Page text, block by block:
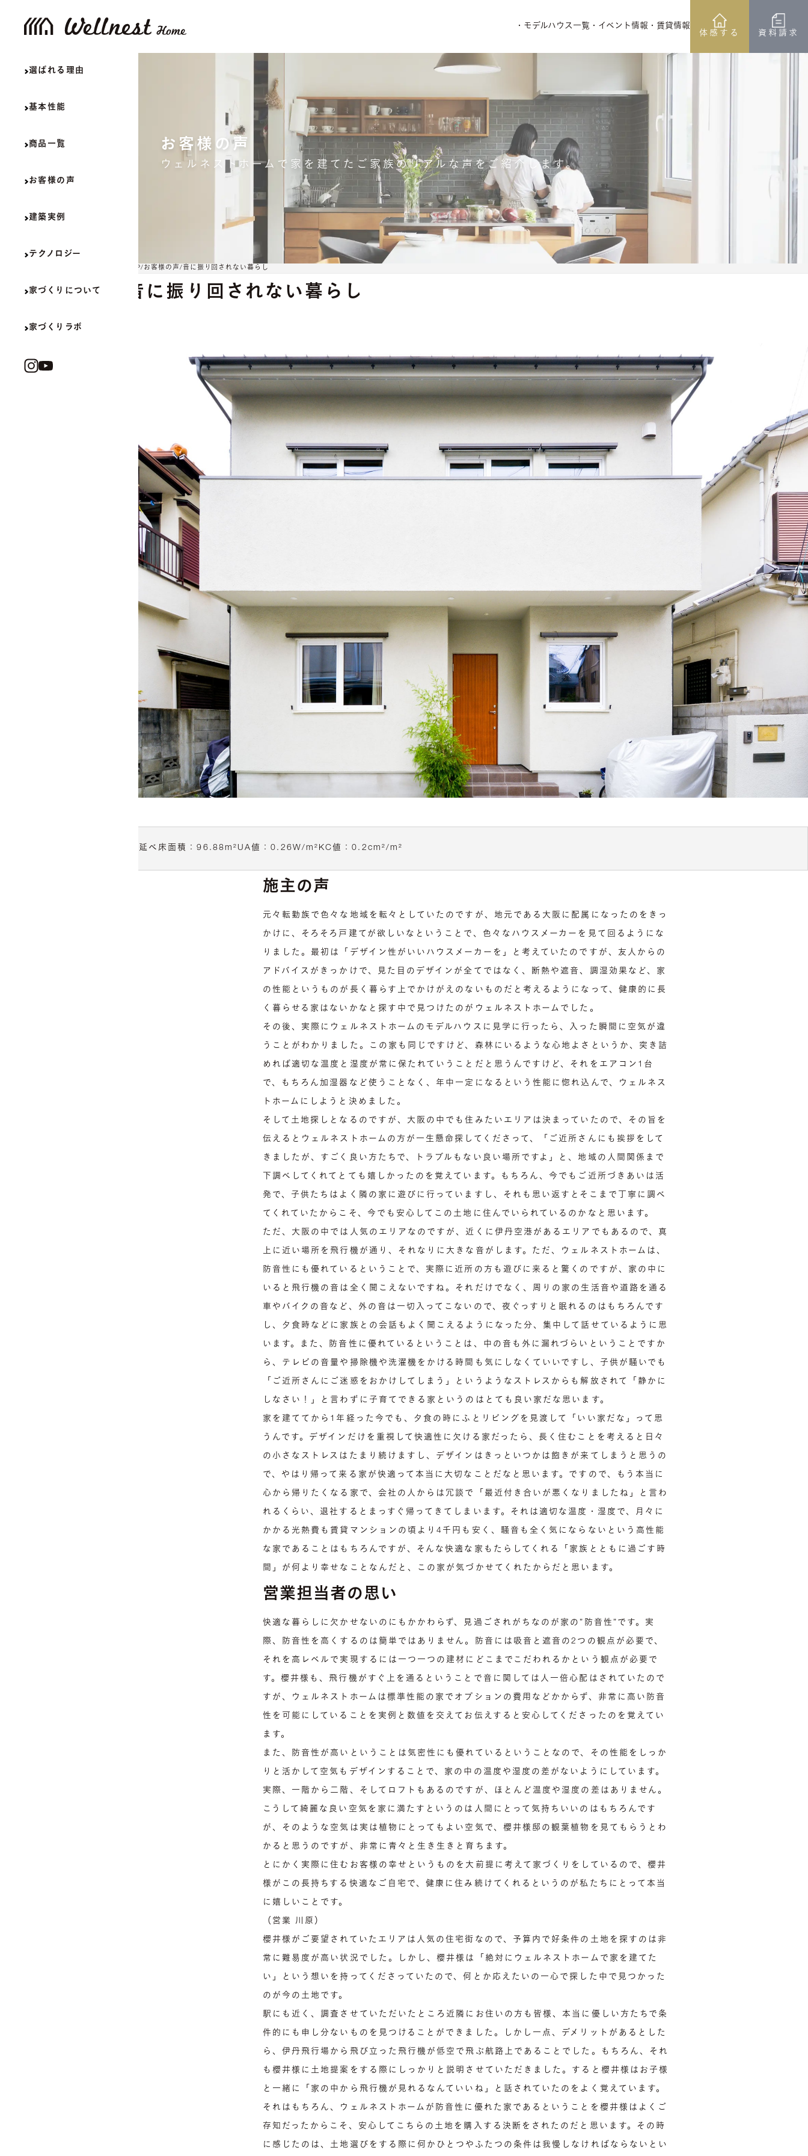
・モデルハウス一覧 ・イベント情報 ・賃貸情報
体感する
資料請求
選ばれる理由
基本性能
商品一覧
お客様の声
建築実例
テクノロジー
家づくりについて
家づくりラボ
お客様の声
ウェルネストホームで家を建てたご家族のリアルな声をご紹介します。
TOP お客様の声 音に振り回されない暮らし
音に振り回されない暮らし
延べ床面積：96.88m² UA値：0.26W/m²KC値：0.2 cm²/m²
施主の声
元々転勤族で色々な地域を転々としていたのですが、地元である大阪に配属になったのをきっ
かけに、そろそろ戸建てが欲しいなということで、色々なハウスメーカーを見て回るようにな
りました。最初は「デザイン性がいいハウスメーカーを」と考えていたのですが、友人からの
アドバイスがきっかけで、見た目のデザインが全てではなく、断熱や遮音、調湿効果など、家
の性能というものが長く暮らす上でかけがえのないものだと考えるようになって、健康的に長
く暮らせる家はないかなと探す中で見つけたのがウェルネストホームでした。
その後、実際にウェルネストホームのモデルハウスに見学に行ったら、入った瞬間に空気が違
うことがわかりました。この家も同じですけど、森林にいるような心地よさというか、突き詰
めれば適切な温度と湿度が常に保たれていうことだと思うんですけど、それをエアコン1台
で、もちろん加湿器など使うことなく、年中一定になるという性能に惚れ込んで、ウェルネス
トホームにしようと決めました。
そして土地探しとなるのですが、大阪の中でも住みたいエリアは決まっていたので、その旨を
伝えるとウェルネストホームの方が一生懸命探してくださって、「ご近所さんにも挨拶をして
きましたが、すごく良い方たちで、トラブルもない良い場所ですよ」と、地域の人間関係まで
下調べしてくれてとても嬉しかったのを覚えています。もちろん、今でもご近所づきあいは活
発で、子供たちはよく隣の家に遊びに行っていますし、それも思い返すとそこまで丁寧に調べ
てくれていたからこそ、今でも安心してこの土地に住んでいられているのかなと思います。
ただ、大阪の中では人気のエリアなのですが、近くに伊丹空港があるエリアでもあるので、真
上に近い場所を飛行機が通り、それなりに大きな音がします。ただ、ウェルネストホームは、
防音性にも優れているということで、実際に近所の方も遊びに来ると驚くのですが、家の中に
いると飛行機の音は全く聞こえないですね。それだけでなく、周りの家の生活音や道路を通る
車やバイクの音など、外の音は一切入ってこないので、夜ぐっすりと眠れるのはもちろんです
し、夕食時などに家族との会話もよく聞こえるようになった分、集中して話せているように思
います。また、防音性に優れているということは、中の音も外に漏れづらいということですか
ら、テレビの音量や掃除機や洗濯機をかける時間も気にしなくていいですし、子供が騒いでも
「ご近所さんにご迷惑をおかけしてしまう」というようなストレスからも解放されて「静かに
しなさい！」と言わずに子育てできる家というのはとても良い家だな思います。
家を建ててから1年経った今でも、夕食の時にふとリビングを見渡して「いい家だな」って思
うんです。デザインだけを重視して快適性に欠ける家だったら、長く住むことを考えると日々
の小さなストレスはたまり続けますし、デザインはきっといつかは飽きが来てしまうと思うの
で、やはり帰って来る家が快適って本当に大切なことだなと思います。ですので、もう本当に
心から帰りたくなる家で、会社の人からは冗談で「最近付き合いが悪くなりましたね」と言わ
れるくらい、退社するとまっすぐ帰ってきてしまいます。それは適切な温度・湿度で、月々に
かかる光熱費も賃貸マンションの頃より4千円も安く、騒音も全く気にならないという高性能
な家であることはもちろんですが、そんな快適な家もたらしてくれる「家族とともに過ごす時
間」が何より幸せなことなんだと、この家が気づかせてくれたからだと思います。
営業担当者の思い
快適な暮らしに欠かせないのにもかかわらず、見過ごされがちなのが家の”防音性”です。実
際、防音性を高くするのは簡単ではありません。防音には吸音と遮音の2つの観点が必要で、
それを高レベルで実現するには一つ一つの建材にどこまでこだわれるかという観点が必要で
す。櫻井様も、飛行機がすぐ上を通るということで音に関しては人一倍心配はされていたので
すが、ウェルネストホームは標準性能の家でオプションの費用などかからず、非常に高い防音
性を可能にしていることを実例と数値を交えてお伝えすると安心してくださったのを覚えてい
ます。
また、防音性が高いということは気密性にも優れているということなので、その性能をしっか
りと活かして空気もデザインすることで、家の中の温度や湿度の差がないようにしています。
実際、一階から二階、そしてロフトもあるのですが、ほとんど温度や湿度の差はありません。
こうして綺麗な良い空気を家に満たすというのは人間にとって気持ちいいのはもちろんです
が、そのような空気は実は植物にとってもよい空気で、櫻井様邸の観葉植物を見てもらうとわ
かると思うのですが、非常に青々と生き生きと育ちます。
とにかく実際に住むお客様の幸せというものを大前提に考えて家づくりをしているので、櫻井
様がこの長持ちする快適なご自宅で、健康に住み続けてくれるというのが私たちにとって本当
に嬉しいことです。
（営業 川原）
櫻井様がご要望されていたエリアは人気の住宅街なので、予算内で好条件の土地を探すのは非
常に難易度が高い状況でした。しかし、櫻井様は「絶対にウェルネストホームで家を建てた
い」という想いを持ってくださっていたので、何とか応えたいの一心で探した中で見つかった
のが今の土地です。
駅にも近く、調査させていただいたところ近隣にお住いの方も皆様、本当に優しい方たちで条
件的にも申し分ないものを見つけることができました。しかし一点、デメリットがあるとした
ら、伊丹飛行場から飛び立った飛行機が低空で飛ぶ航路上であることでした。もちろん、それ
も櫻井様に土地提案をする際にしっかりと説明させていただきました。すると櫻井様はお子様
と一緒に「家の中から飛行機が見れるなんていいね」と話されていたのをよく覚えています。
それはもちろん、ウェルネストホームが防音性に優れた家であるということを櫻井様はよくご
存知だったからこそ、安心してこちらの土地を購入する決断をされたのだと思います。その時
に感じたのは、土地選びをする際に何かひとつやふたつの条件は我慢しなければならないとい